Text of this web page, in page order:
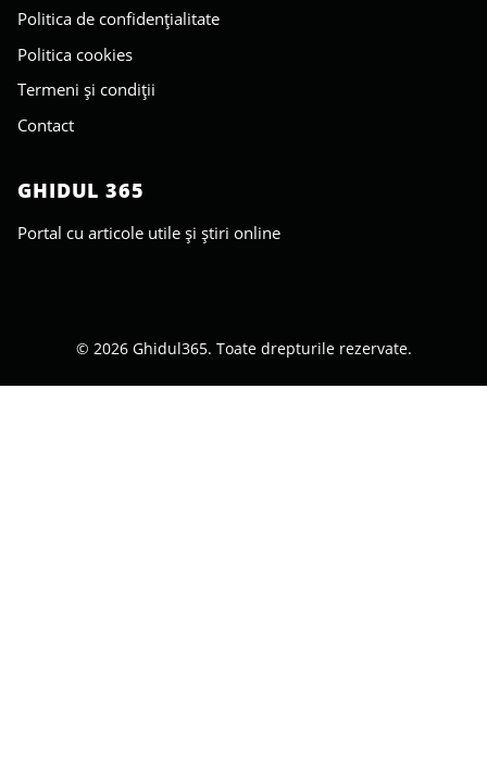
Politica de confidențialitate
Politica cookies
Termeni și condiții
Contact
GHIDUL 365
Portal cu articole utile și știri online
© 2026 Ghidul365. Toate drepturile rezervate.